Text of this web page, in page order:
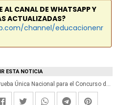
AL CANAL DE WHATSAPP Y
ACTUALIZADAS?
channel/educacionenr
ESTA NOTICIA
MINEDU: Prueba Única Nacional para el Concurso de Directores de UGEL se realizará el 13 Diciembre y los resultados se publicarán el 7 Enero 2021